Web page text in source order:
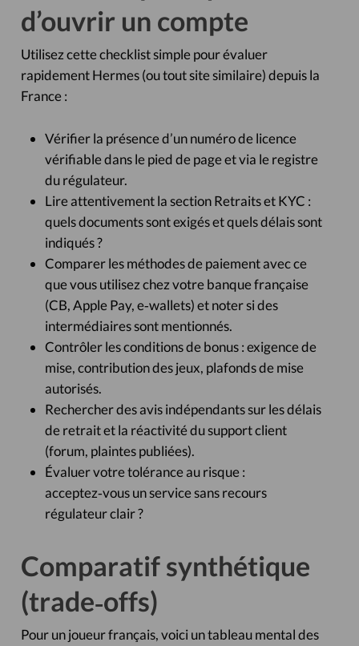
d’ouvrir un compte
Utilisez cette checklist simple pour évaluer
rapidement Hermes (ou tout site similaire) depuis la
France :
Vérifier la présence d’un numéro de licence
vérifiable dans le pied de page et via le registre
du régulateur.
Lire attentivement la section Retraits et KYC :
quels documents sont exigés et quels délais sont
indiqués ?
Comparer les méthodes de paiement avec ce
que vous utilisez chez votre banque française
(CB, Apple Pay, e‑wallets) et noter si des
intermédiaires sont mentionnés.
Contrôler les conditions de bonus : exigence de
mise, contribution des jeux, plafonds de mise
autorisés.
Rechercher des avis indépendants sur les délais
de retrait et la réactivité du support client
(forum, plaintes publiées).
Évaluer votre tolérance au risque :
acceptez‑vous un service sans recours
régulateur clair ?
Comparatif synthétique
(trade‑offs)
Pour un joueur français, voici un tableau mental des